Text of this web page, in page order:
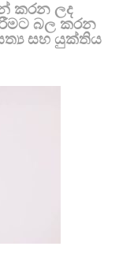
කරන ලද
බල කරන
සහ යුක්තිය